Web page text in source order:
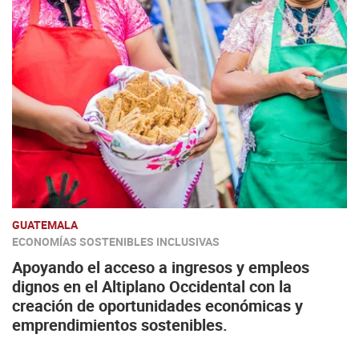
GUATEMALA
ECONOMÍAS SOSTENIBLES INCLUSIVAS
Apoyando el acceso a ingresos y empleos
dignos en el Altiplano Occidental con la
creación de oportunidades económicas y
emprendimientos sostenibles.